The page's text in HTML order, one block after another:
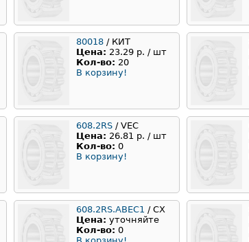
80018 / КИТ
Цена: 23.29 р. / шт
Кол-во: 20
В корзину!
608.2RS / VEC
Цена: 26.81 р. / шт
Кол-во: 0
В корзину!
608.2RS.ABEC1 / CX
Цена: уточняйте
Кол-во: 0